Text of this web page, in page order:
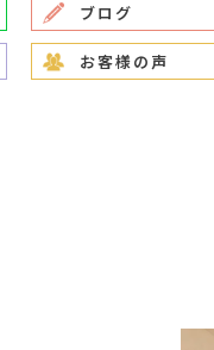
ブログ
お客様の声